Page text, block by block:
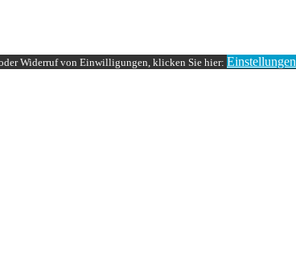
Widerruf von Einwilligungen, klicken Sie hier: Einstellungen